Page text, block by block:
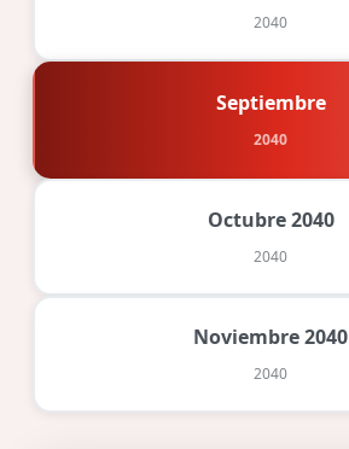
2040
Septiembre
2040
Octubre 2040
2040
Noviembre 2040
2040